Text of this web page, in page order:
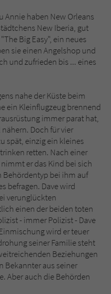
Annie haben New Orleans
New Iberia, gut
Big Easy", ein neues
sie einen Angelshop und
und zufrieden bis ... eines
nahe der Küste beim
ein Kleinflugzeug brennend
immer parat hat,
Doch für vier
spät, einzig ein kleines
retten. Nach einer
er das Kind bei sich
Behördentyp bei ihm auf
befragen. Dave wird
verunglückten
einen der beiden toten
- immer Polizist - Dave
wird er teuer
seiner Familie steht
Beziehungen
Bekannter aus seiner
Aber auch die Behörden